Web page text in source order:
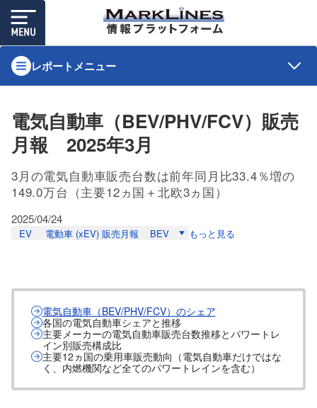
レポートメニュー
電気自動車（BEV/PHV/FCV）販売
月報 2025年3月
3月の電気自動車販売台数は前年同月比33.4％増の
149.0万台（主要12ヵ国＋北欧3ヵ国）
2025/04/24
EV 電動車 (xEV) 販売月報 BEV もっと見る
電気自動車（BEV/PHV/FCV）のシェア
各国の電気自動車シェアと推移
主要メーカーの電気自動車販売台数推移とパワートレ
イン別販売構成比
主要12ヵ国の乗用車販売動向（電気自動車だけではな
く、内燃機関など全てのパワートレインを含む）